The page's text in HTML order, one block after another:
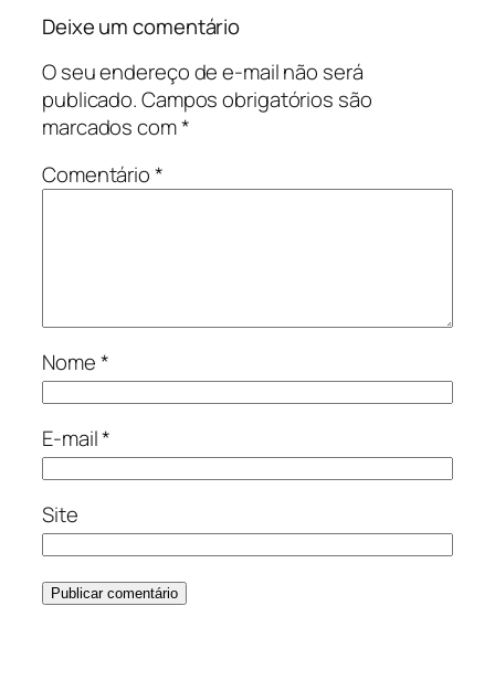
Deixe um comentário
O seu endereço de e-mail não será
publicado.Campos obrigatórios são
marcados com*
Comentário*
Nome*
E-mail*
Site